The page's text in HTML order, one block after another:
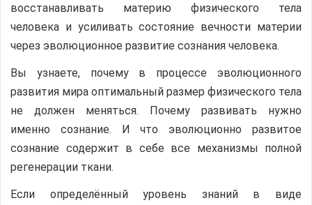
восстанавливать материю физического тела
человека и усиливать состояние вечности материи
через эволюционное развитие сознания человека.
Вы узнаете, почему в процессе эволюционного
развития мира оптимальный размер физического тела
не должен меняться. Почему развивать нужно
именно сознание. И что эволюционно развитое
сознание содержит в себе все механизмы полной
регенерации ткани.
Если определённый уровень знаний в виде